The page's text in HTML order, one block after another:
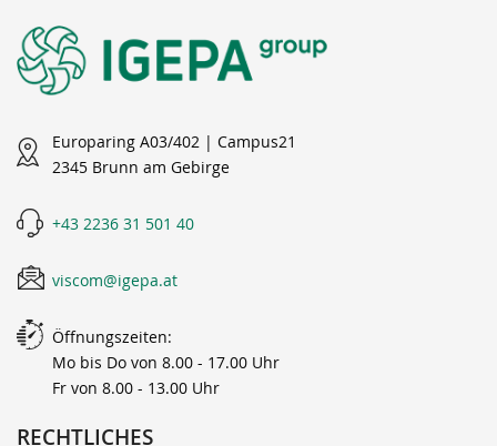
Europaring A03/402 | Campus21
2345 Brunn am Gebirge
+43 2236 31 501 40
viscom@igepa.at
Öffnungszeiten:
Mo bis Do von 8.00 - 17.00 Uhr
Fr von 8.00 - 13.00 Uhr
RECHTLICHES